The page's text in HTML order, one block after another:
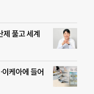
풀고 세계
케아에 들어